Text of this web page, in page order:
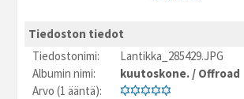
Tiedoston tiedot
Tiedostonimi:
Lantikka_285429.JPG
Albumin nimi:
kuutoskone. / Offroad
Arvo (1 ääntä):